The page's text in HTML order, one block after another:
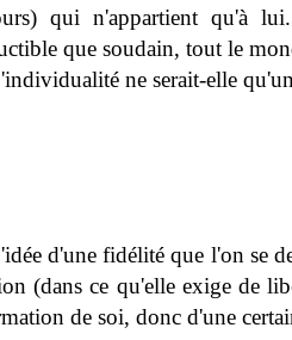
qui n'appartient qu'à
que soudain, tout le
ne serait-elle
d'une fidélité que l'on se
(dans ce qu'elle exige de
de soi, donc d'une